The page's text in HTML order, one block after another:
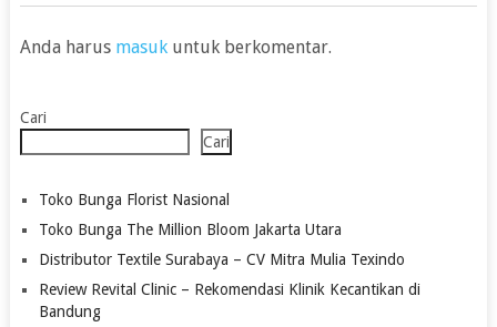
Anda harus masukuntuk berkomentar.
Cari
Cari
Toko Bunga Florist Nasional
Toko Bunga The Million Bloom Jakarta Utara
Distributor Textile Surabaya – CV Mitra Mulia Texindo
Review Revital Clinic – Rekomendasi Klinik Kecantikan di
Bandung